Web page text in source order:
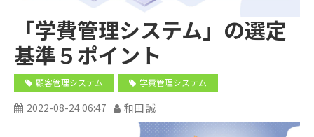
「学費管理システム」の選定
基準５ポイント
顧客管理システム 学費管理システム
2022-08-24 06:47 和田 誠